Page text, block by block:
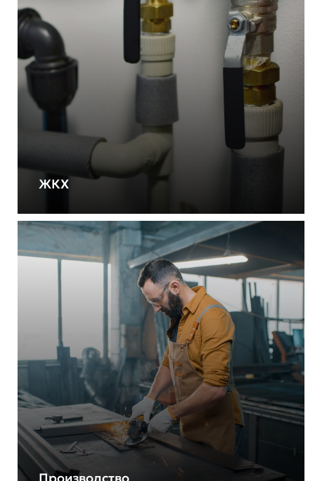
ЖКХ
Производство